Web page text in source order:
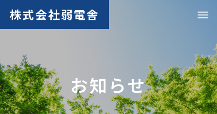
株式会社弱電舎
お知らせ